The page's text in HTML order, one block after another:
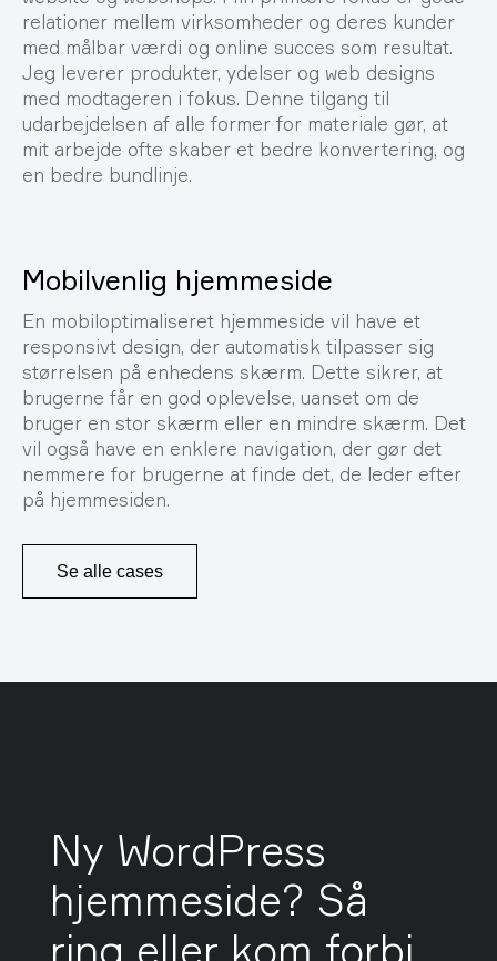
relationer mellem virksomheder og deres kunder
med målbar værdi og online succes som resultat.
Jeg leverer produkter, ydelser og web designs
med modtageren i fokus. Denne tilgang til
udarbejdelsen af alle former for materiale gør, at
mit arbejde ofte skaber et bedre konvertering, og
en bedre bundlinje.
Mobilvenlig hjemmeside
En mobiloptimaliseret hjemmeside vil have et
responsivt design, der automatisk tilpasser sig
størrelsen på enhedens skærm. Dette sikrer, at
brugerne får en god oplevelse, uanset om de
bruger en stor skærm eller en mindre skærm. Det
vil også have en enklere navigation, der gør det
nemmere for brugerne at finde det, de leder efter
på hjemmesiden.
Se alle cases
Ny WordPress
hjemmeside? Så
ring eller kom forbi